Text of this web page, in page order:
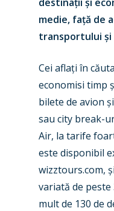
medie, față de
transportului
Cei aflați în
economisi timp
bilete de avion
sau city break-
Air, la tarife
este disponibil
wizztours.com,
variată de
mult de 130 de